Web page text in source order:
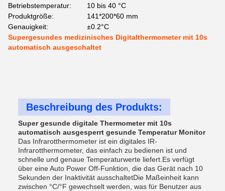
Betriebstemperatur:
10 bis 40 °C
Produktgröße:
141*200*60 mm
Genauigkeit:
±0.2°C
Supergesundes medizinisches Digitalthermometer mit 10s
automatisch ausgeschaltet
Beschreibung des Produkts:
Super gesunde digitale Thermometer mit 10s
automatisch ausgesperrt gesunde Temperatur Monitor
Das Infrarotthermometer ist ein digitales IR-
Infrarotthermometer, das einfach zu bedienen ist und
schnelle und genaue Temperaturwerte liefert.Es verfügt
über eine Auto Power Off-Funktion, die das Gerät nach 10
Sekunden der Inaktivität ausschaltetDie Maßeinheit kann
zwischen °C/°F gewechselt werden, was für Benutzer aus